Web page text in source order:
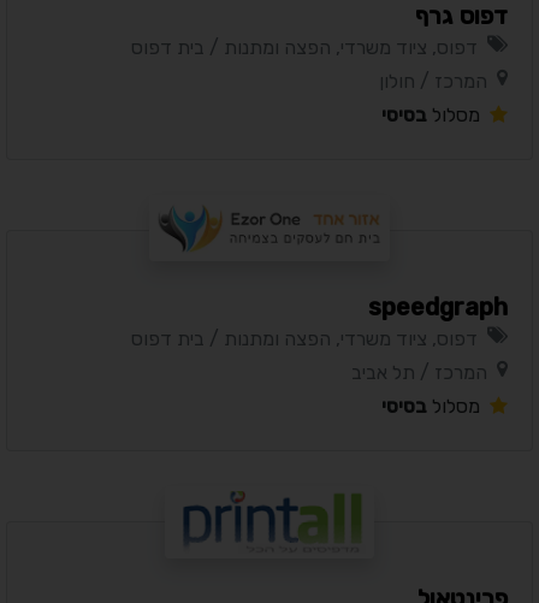
דפוס גרף
דפוס, ציוד משרדי, הפצה ומתנות / בית דפוס
המרכז / חולון
מסלול בסיסי
speedgraph
דפוס, ציוד משרדי, הפצה ומתנות / בית דפוס
המרכז / תל אביב
מסלול בסיסי